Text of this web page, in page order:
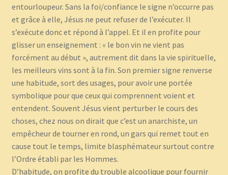
entourloupeur. Sans la foi/confiance le signe n’occurre pas
et grâce à elle, Jésus ne peut refuser de l’exécuter. Il
s’exécute donc et répond à l’appel. Et il en profite pour
glisser un enseignement : « le bon vin ne vient pas
forcément au début », autrement dit dans la vie spirituelle,
les meilleurs vins sont à la fin. Son premier signe renverse
une habitude, sort des usages, pour avoir une portée
symbolique pour que ceux qui comprennent voient et
entendent. Souvent Jésus vient perturber le cours des
choses, chez nous on dirait que c’est un anarchiste, un
empêcheur de tourner en rond, un gars qui remet tout en
cause tout le temps, limite blasphémateur surtout contre
l’Ordre établi par les Hommes.
D’habitude, on profite du trouble alcoolique pour fournir